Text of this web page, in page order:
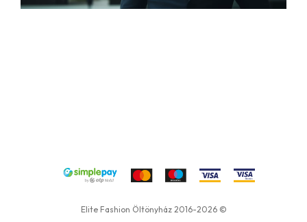
Elite Fashion Öltönyház 2016-2026 ©